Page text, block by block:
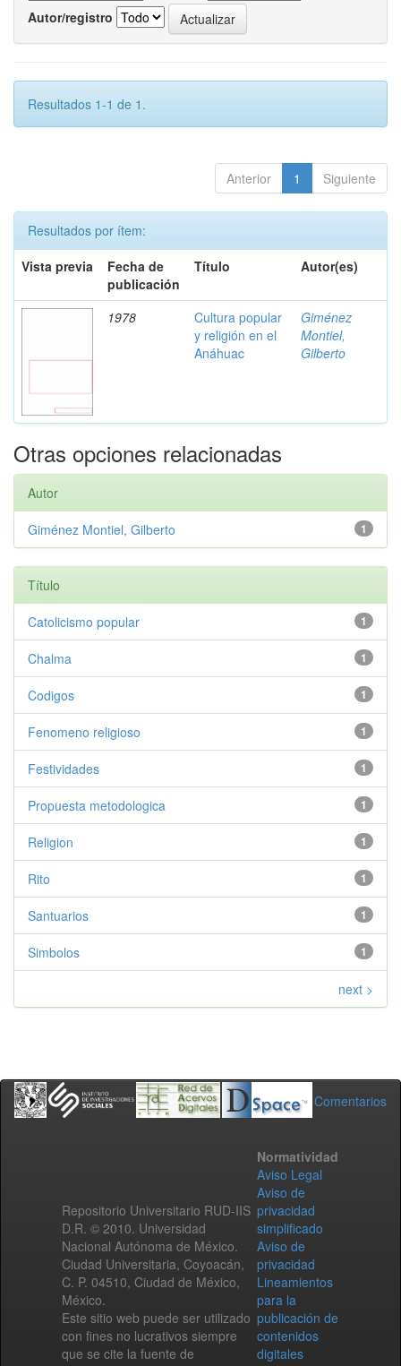
Autor/registro
Resultados 1-1 de 1.
Anterior 1 Siguiente
Resultados por ítem:
Vista previa
Fecha de
publicación
Título Autor(es)
1978
Cultura popular
y religión en el
Anáhuac
Giménez
Montiel,
Gilberto
Otras opciones relacionadas
Autor
1
Giménez Montiel, Gilberto
Título
1
Catolicismo popular
1
Chalma
1
Codigos
1
Fenomeno religioso
1
Festividades
1
Propuesta metodologica
1
Religion
1
Rito
1
Santuarios
1
Simbolos
next >
Comentarios
Repositorio Universitario RUD-IIS
D.R. © 2010. Universidad
Nacional Autónoma de México.
Ciudad Universitaria, Coyoacán,
C. P. 04510, Ciudad de México,
México.
Este sitio web puede ser utilizado
con fines no lucrativos siempre
que se cite la fuente de
Normatividad
Aviso Legal
Aviso de
privacidad
simplificado
Aviso de
privacidad
Lineamientos
para la
publicación de
contenidos
digitales